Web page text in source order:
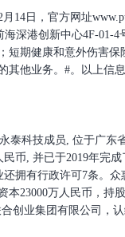
14日，官方网址
海深港创新中心4F-
短期健康和意外伤害
其他业务。#。以上信
泰科技成员, 位于广
民币, 并已于2019年完
拥有行政许可7条。
本23000万人民币，持
创业集团有限公司，